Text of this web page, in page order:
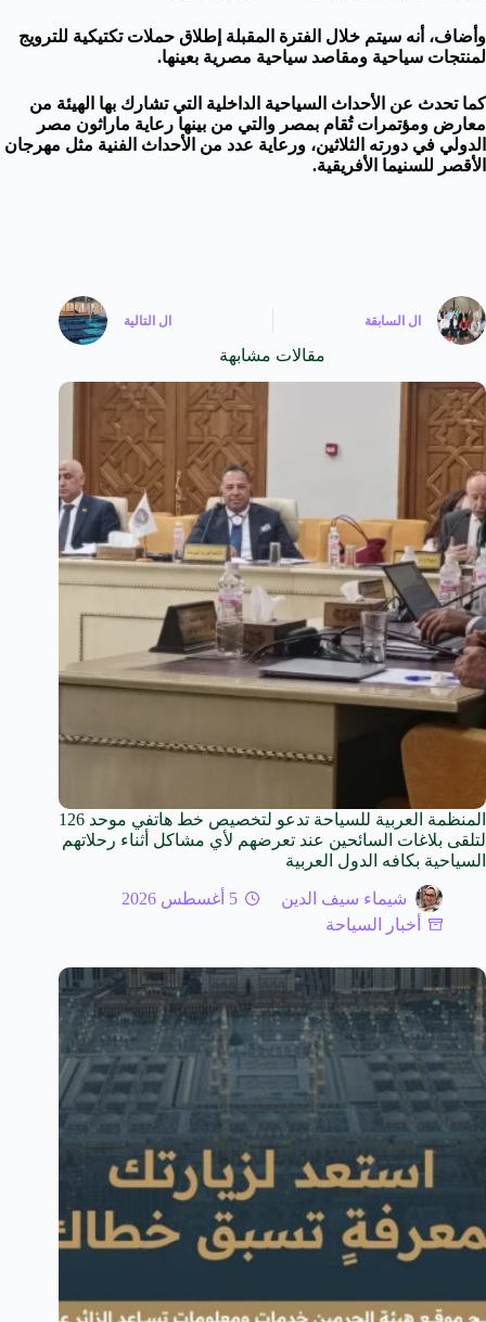
وأضاف، أنه سيتم خلال الفترة المقبلة إطلاق حملات تكتيكية للترويج
لمنتجات سياحية ومقاصد سياحية مصرية بعينها.
كما تحدث عن الأحداث السياحية الداخلية التي تشارك بها الهيئة من
معارض ومؤتمرات تُقام بمصر والتي من بينها رعاية ماراثون مصر
الدولي في دورته الثلاثين، ورعاية عدد من الأحداث الفنية مثل مهرجان
الأقصر للسنيما الأفريقية.
ال السابقة ال التالية
مقالات مشابهة
المنظمة العربية للسياحة تدعو لتخصيص خط هاتفي موحد 126
لتلقى بلاغات السائحين عند تعرضهم لأي مشاكل أثناء رحلاتهم
السياحية بكافه الدول العربية
شيماء سيف الدين
5 أغسطس 2026
أخبار السياحة